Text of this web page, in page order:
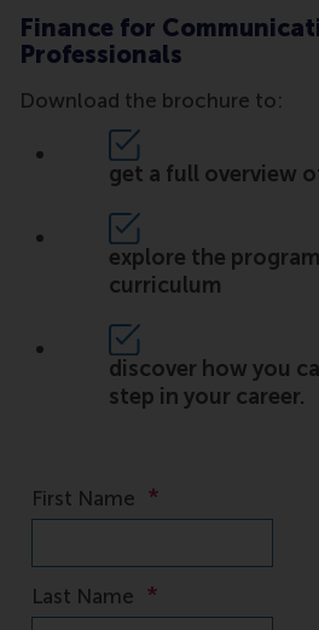
Finance for
Professionals
Download the brochure to:
get a full overview
explore the
curriculum
discover how you
step in your career.